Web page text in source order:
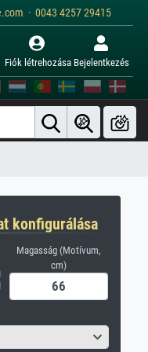
· 0043 4257 29415
Fiók létrehozása Bejelentkezés
konfigurálása
Magasság (Motívum,
cm)